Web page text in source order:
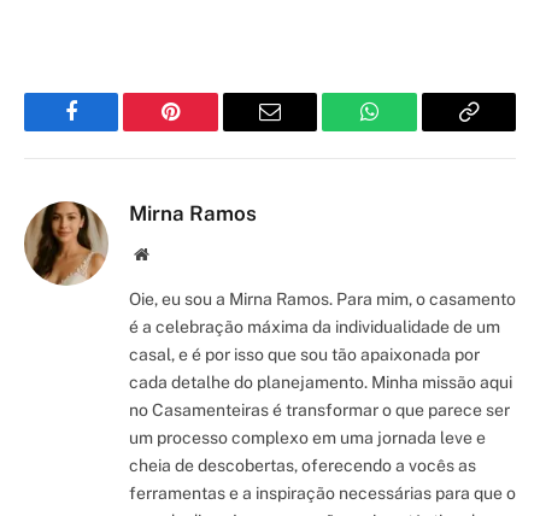
Facebook Pinterest Email WhatsApp Copy
Mirna Ramos
Site/Blog
Oie, eu sou a Mirna Ramos. Para mim, o casamento
é a celebração máxima da individualidade de um
casal, e é por isso que sou tão apaixonada por
cada detalhe do planejamento. Minha missão aqui
no Casamenteiras é transformar o que parece ser
um processo complexo em uma jornada leve e
cheia de descobertas, oferecendo a vocês as
ferramentas e a inspiração necessárias para que o